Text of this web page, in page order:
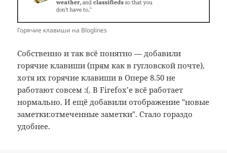
Горячие клавиши на Bloglines
Собственно и так всё понятно — добавили
горячие клавиши (прям как в гугловской почте),
хотя их горячие клавиши в Опере 8.50 не
работают совсем :(. В Firefox’e всё работает
нормально. И ещё добавили отображение "новые
заметки:отмеченные заметки". Стало гораздо
удобнее.